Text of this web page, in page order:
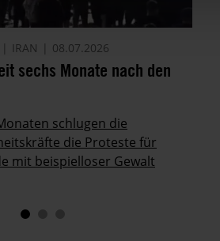
IRAN 08.07.2026
sechs Monate nach den
schlugen die
die Proteste für
mit beispielloser Gewalt